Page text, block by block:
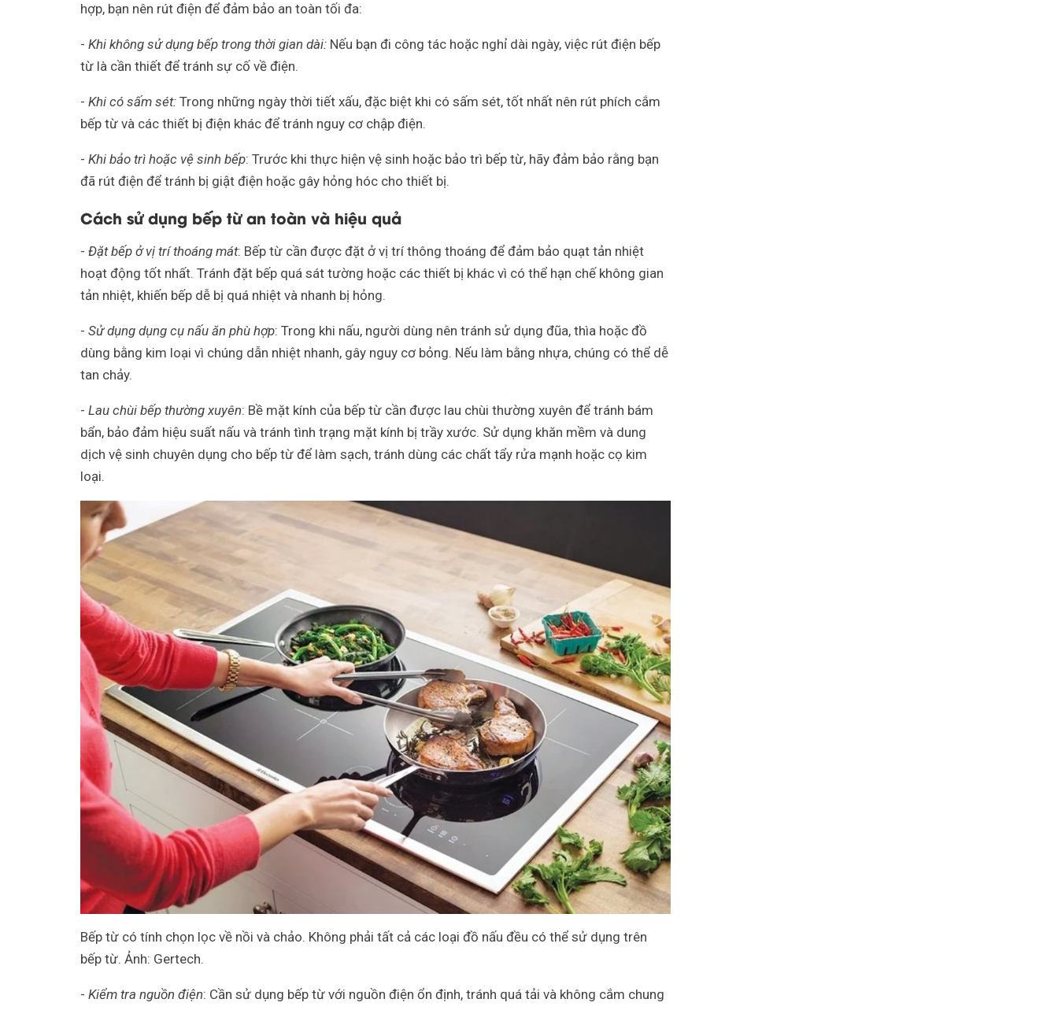
hợp, bạn nên rút điện để đảm bảo an toàn tối đa:
- Khi không sử dụng bếp trong thời gian dài: Nếu bạn đi công tác hoặc nghỉ dài ngày, việc rút điện bếp
từ là cần thiết để tránh sự cố về điện.
- Khi có sấm sét: Trong những ngày thời tiết xấu, đặc biệt khi có sấm sét, tốt nhất nên rút phích cắm
bếp từ và các thiết bị điện khác để tránh nguy cơ chập điện.
- Khi bảo trì hoặc vệ sinh bếp: Trước khi thực hiện vệ sinh hoặc bảo trì bếp từ, hãy đảm bảo rằng bạn
đã rút điện để tránh bị giật điện hoặc gây hỏng hóc cho thiết bị.
Cách sử dụng bếp từ an toàn và hiệu quả
- Đặt bếp ở vị trí thoáng mát: Bếp từ cần được đặt ở vị trí thông thoáng để đảm bảo quạt tản nhiệt
hoạt động tốt nhất. Tránh đặt bếp quá sát tường hoặc các thiết bị khác vì có thể hạn chế không gian
tản nhiệt, khiến bếp dễ bị quá nhiệt và nhanh bị hỏng.
- Sử dụng dụng cụ nấu ăn phù hợp: Trong khi nấu, người dùng nên tránh sử dụng đũa, thìa hoặc đồ
dùng bằng kim loại vì chúng dẫn nhiệt nhanh, gây nguy cơ bỏng. Nếu làm bằng nhựa, chúng có thể dễ
tan chảy.
- Lau chùi bếp thường xuyên: Bề mặt kính của bếp từ cần được lau chùi thường xuyên để tránh bám
bẩn, bảo đảm hiệu suất nấu và tránh tình trạng mặt kính bị trầy xước. Sử dụng khăn mềm và dung
dịch vệ sinh chuyên dụng cho bếp từ để làm sạch, tránh dùng các chất tẩy rửa mạnh hoặc cọ kim
loại.
Bếp từ có tính chọn lọc về nồi và chảo. Không phải tất cả các loại đồ nấu đều có thể sử dụng trên
bếp từ. Ảnh: Gertech.
- Kiểm tra nguồn điện: Cần sử dụng bếp từ với nguồn điện ổn định, tránh quá tải và không cắm chung